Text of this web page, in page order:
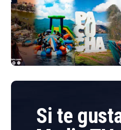
Si te